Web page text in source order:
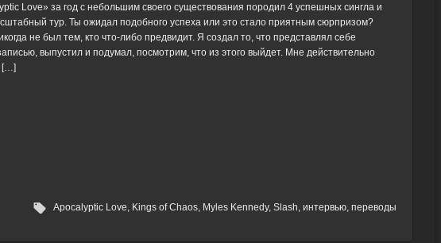
Love» за год с небольшим своего существования породил 4 успешных сингла и
тур. Ты ожидал подобного успеха или это стало приятным сюрпризом?
не был тем, кто что-либо предвидит. Я создал то, что представлял себе
выпустил и подумал, посмотрим, что из этого выйдет. Мне действительно
[…]
Apocalyptic Love Kings of Chaos, Myles Kennedy, Slash интервью, переводы